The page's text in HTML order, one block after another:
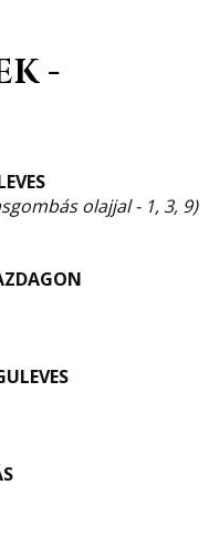
-
olajjal - 1, 3, 9)